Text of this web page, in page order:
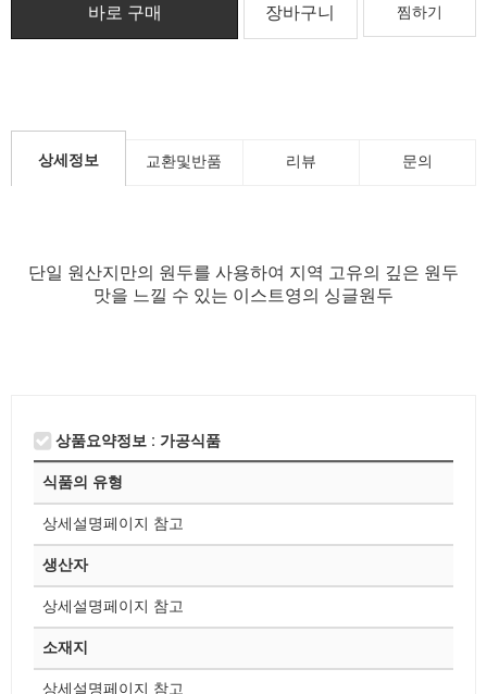
찜하기
상세정보 교환및반품 리뷰 문의
단일 원산지만의 원두를 사용하여 지역 고유의 깊은 원두
맛을 느낄 수 있는 이스트영의 싱글원두
상품요약정보 : 가공식품
식품의 유형
상세설명페이지 참고
생산자
상세설명페이지 참고
소재지
상세설명페이지 참고